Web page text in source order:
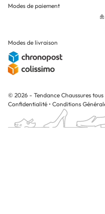
Modes de paiement
Modes de livraison
© 2026 - Tendance Chaussures
Confidentialité • Conditions